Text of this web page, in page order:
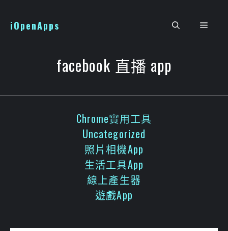
iOpenApps 選
facebook 直播 app
Chrome實用工具
Uncategorized
照片相機App
生活工具App
線上產生器
遊戲App